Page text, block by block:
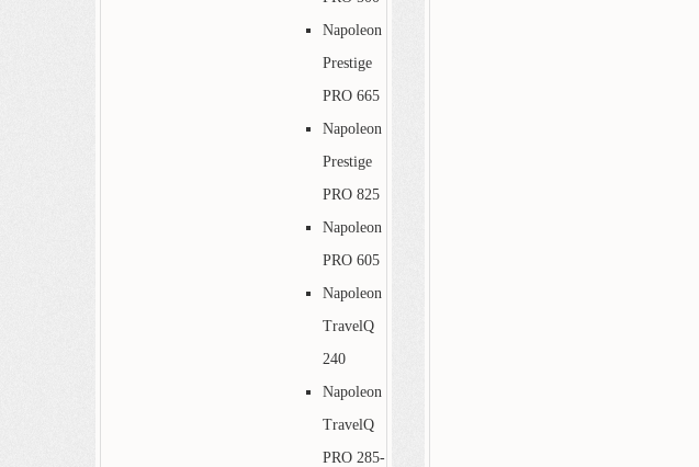
Napoleon
Prestige
PRO 665
Napoleon
Prestige
PRO 825
Napoleon
PRO 605
Napoleon
TravelQ
240
Napoleon
TravelQ
PRO 285-